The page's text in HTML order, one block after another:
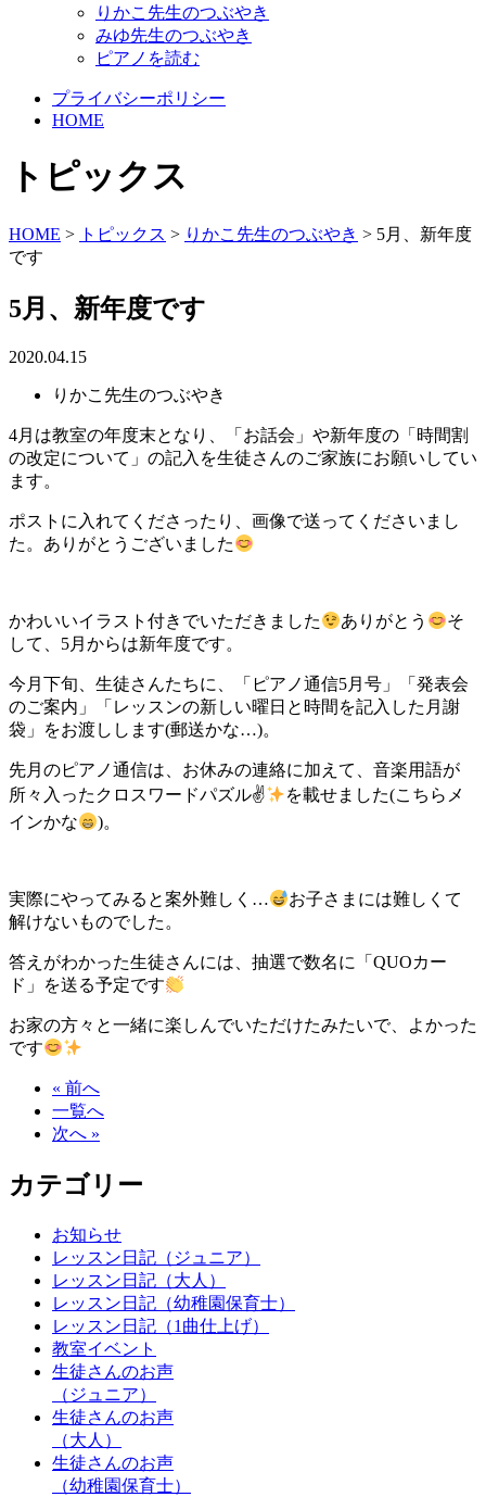
りかこ先生のつぶやき
みゆ先生のつぶやき
ピアノを読む
プライバシーポリシー
HOME
トピックス
HOME > トピックス > りかこ先生のつぶやき > 5月、新年度
です
5月、新年度です
2020.04.15
りかこ先生のつぶやき
4月は教室の年度末となり、「お話会」や新年度の「時間割
の改定について」の記入を生徒さんのご家族にお願いしてい
ます。
ポストに入れてくださったり、画像で送ってくださいまし
た。ありがとうございました
かわいいイラスト付きでいただきました ありがとう
そ
して、5月からは新年度です。
今月下旬、生徒さんたちに、「ピアノ通信5月号」「発表会
のご案内」「レッスンの新しい曜日と時間を記入した月謝
袋」をお渡しします(郵送かな…)。
先月のピアノ通信は、お休みの連絡に加えて、音楽用語が
所々入ったクロスワードパズル✌
を載せました(こちらメ
インかな
)。
実際にやってみると案外難しく…
お子さまには難しくて
解けないものでした。
答えがわかった生徒さんには、抽選で数名に「QUOカー
ド」を送る予定です
お家の方々と一緒に楽しんでいただけたみたいで、よかった
です
« 前へ
一覧へ
次へ »
カテゴリー
お知らせ
レッスン日記（ジュニア）
レッスン日記（大人）
レッスン日記（幼稚園保育士）
レッスン日記（1曲仕上げ）
教室イベント
生徒さんのお声
（ジュニア）
生徒さんのお声
（大人）
生徒さんのお声
（幼稚園保育士）